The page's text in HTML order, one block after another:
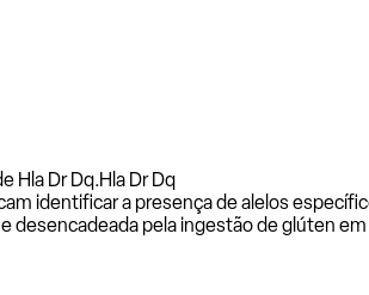
Hla Dr Dq.Hla Dr Dq
identificar a presença de alelos
desencadeada pela ingestão de glúten